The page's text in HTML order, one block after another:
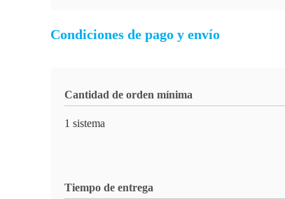
Condiciones de pago y envío
Cantidad de orden mínima
1 sistema
Tiempo de entrega